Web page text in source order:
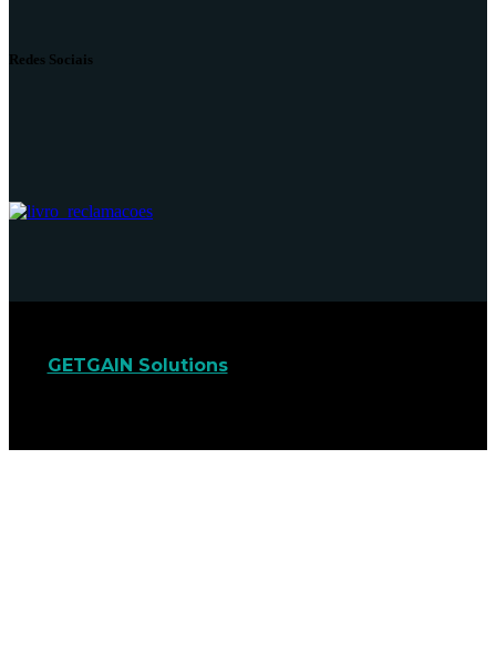
Redes Sociais
GETGAIN Solutions© 2022. Todos os direitos